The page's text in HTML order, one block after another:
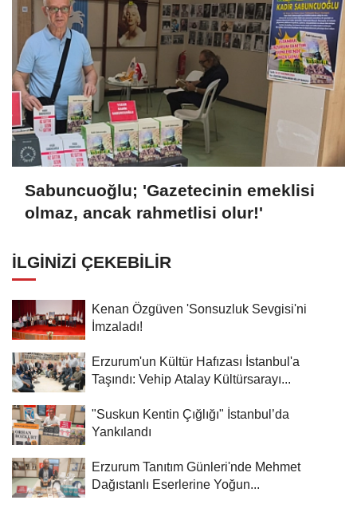
Sabuncuoğlu; 'Gazetecinin emeklisi
olmaz, ancak rahmetlisi olur!'
İLGINIZI ÇEKEBILIR
Kenan Özgüven 'Sonsuzluk Sevgisi'ni
İmzaladı!
Erzurum'un Kültür Hafızası İstanbul'a
Taşındı: Vehip Atalay Kültürsarayı...
"Suskun Kentin Çığlığı" İstanbul’da
Yankılandı
Erzurum Tanıtım Günleri'nde Mehmet
Dağıstanlı Eserlerine Yoğun...